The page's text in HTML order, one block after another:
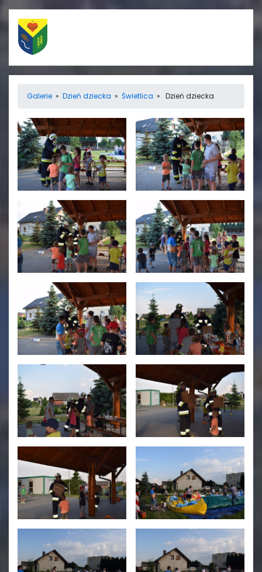
Straż Pożarna
Ośrodek zdrowia
Koło gospodyń
wiejskich
Rada sołecka
Świetlica
Informacje
Aktualności
Galerie
Galerie » Dzień dziecka » Świetlica » Dzień dziecka